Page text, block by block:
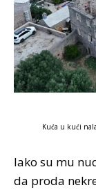
Kuća u kući
Iako su mu
da proda